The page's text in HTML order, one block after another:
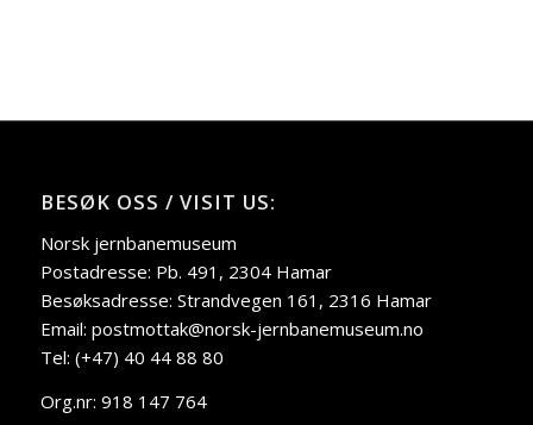
BESØK OSS / VISIT US:
Norsk jernbanemuseum
Postadresse: Pb. 491, 2304 Hamar
Besøksadresse: Strandvegen 161, 2316 Hamar
Email: postmottak@norsk-jernbanemuseum.no
Tel: (+47) 40 44 88 80
Org.nr: 918 147 764